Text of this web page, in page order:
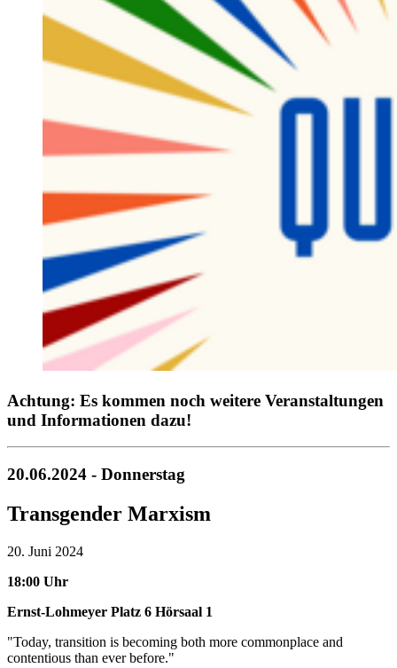
Achtung: Es kommen noch weitere Veranstaltungen
und Informationen dazu!
20.06.2024 - Donnerstag
Transgender Marxism
20. Juni 2024
18:00 Uhr
Ernst-Lohmeyer Platz 6 Hörsaal 1
"Today, transition is becoming both more commonplace and
contentious than ever before."